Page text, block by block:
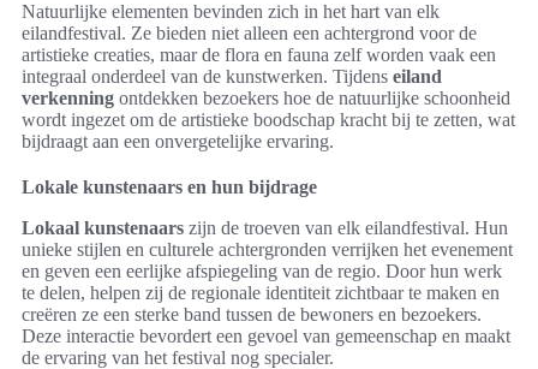
Natuurlijke elementen bevinden zich in het hart van elk
eilandfestival. Ze bieden niet alleen een achtergrond voor de
artistieke creaties, maar de flora en fauna zelf worden vaak een
integraal onderdeel van de kunstwerken. Tijdens eiland
verkenning ontdekken bezoekers hoe de natuurlijke schoonheid
wordt ingezet om de artistieke boodschap kracht bij te zetten, wat
bijdraagt aan een onvergetelijke ervaring.
Lokale kunstenaars en hun bijdrage
Lokaal kunstenaars zijn de troeven van elk eilandfestival. Hun
unieke stijlen en culturele achtergronden verrijken het evenement
en geven een eerlijke afspiegeling van de regio. Door hun werk
te delen, helpen zij de regionale identiteit zichtbaar te maken en
creëren ze een sterke band tussen de bewoners en bezoekers.
Deze interactie bevordert een gevoel van gemeenschap en maakt
de ervaring van het festival nog specialer.